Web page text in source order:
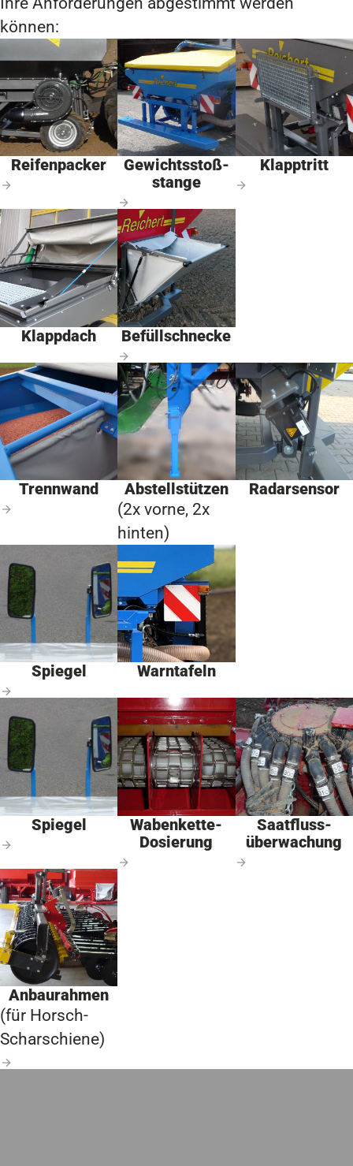
können:
Reifenpacker
Gewichts­stoß­
stange
Klapptritt
Klappdach Befüllschnecke
Trennwand
Abstellstützen
(2x vorne, 2x
hinten)
Radarsensor
Spiegel Warntafeln
Spiegel
Wabenkette-
Dosierung
Saat­fluss­
überwachung
Anbaurahmen
(für Horsch-
Scharschiene)